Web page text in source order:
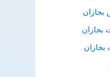
بجازان